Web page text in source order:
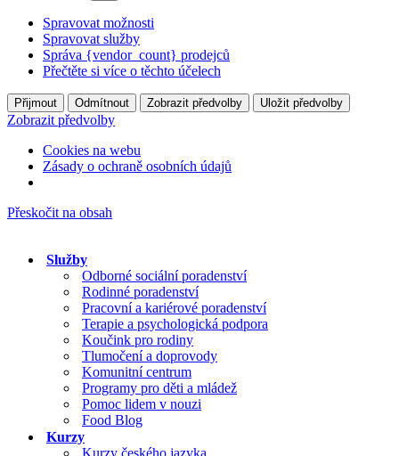
Spravovat možnosti
Spravovat služby
Správa {vendor_count} prodejců
Přečtěte si více o těchto účelech
Přijmout Odmítnout Zobrazit předvolby Uložit předvolby
Zobrazit předvolby
Cookies na webu
Zásady o ochraně osobních údajů
Přeskočit na obsah
Služby
Odborné sociální poradenství
Rodinné poradenství
Pracovní a kariérové poradenství
Terapie a psychologická podpora
Koučink pro rodiny
Tlumočení a doprovody
Komunitní centrum
Programy pro děti a mládež
Pomoc lidem v nouzi
Food Blog
Kurzy